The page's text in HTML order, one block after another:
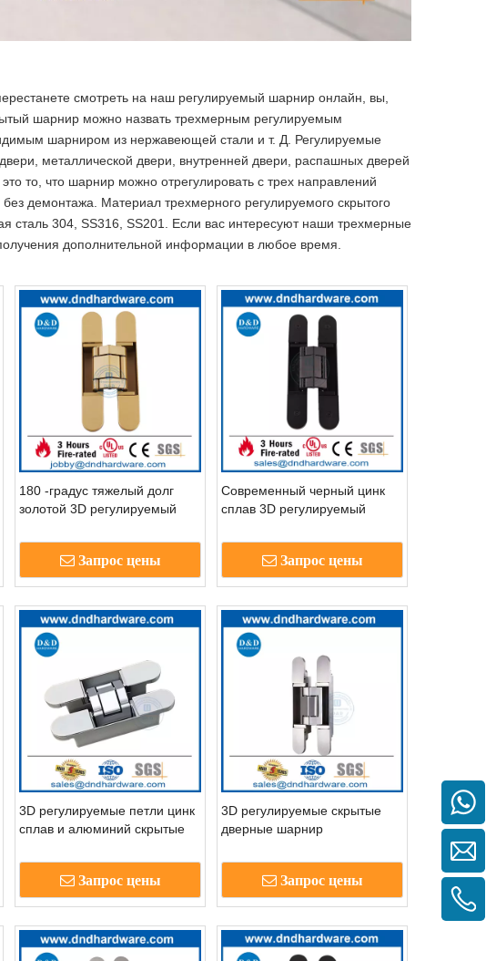
смотреть на наш регулируемый шарнир онлайн, вы,
шарнир можно назвать трехмерным регулируемым
шарниром из нержавеющей стали и т. Д. Регулируемые
металлической двери, внутренней двери, распашных дверей
то, что шарнир можно отрегулировать с трех направлений
демонтажа. Материал трехмерного регулируемого скрытого
сталь 304, SS316, SS201. Если вас интересуют наши трехмерные
дополнительной информации в любое время.
180 -градус тяжелый долг
золотой 3D регулируемый
деревянной двери
Запрос цены
Современный черный цинк
сплав 3D регулируемый
шарнир-ddch008-g80
Запрос цены
3D регулируемые петли цинк
сплав и алюминий скрытые
Запрос цены
3D регулируемые скрытые
дверные шарнир
Запрос цены